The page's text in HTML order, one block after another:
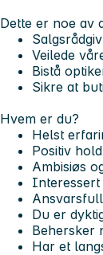
Dette er noe av
Veilede
Bistå
Sikre at
Hvem er du?
Helst
Positiv
Ambisiøs
Interessert
Du er
Behersker
Har et